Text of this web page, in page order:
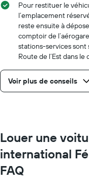
moyen
d'une
voiture
de
location
pour
journée
Pour restituer le
l’emplacement
reste ensuite à
comptoir de
stations-services sont
Route de l’Est dans
Voir plus de conseils
Louer une
international
FAQ